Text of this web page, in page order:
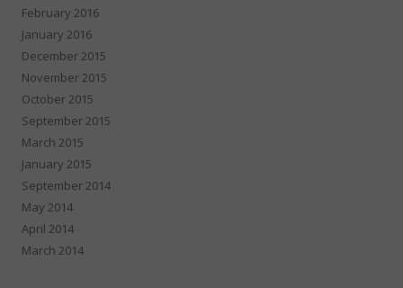
February 2016
January 2016
December 2015
November 2015
October 2015
September 2015
March 2015
January 2015
September 2014
May 2014
April 2014
March 2014